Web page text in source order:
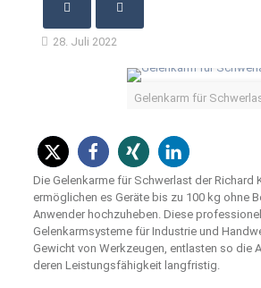
28. Juli 2022
Gelenkarm für
Die Gelenkarme für Schwerlast der Richard
ermöglichen es Geräte bis zu 100 kg ohne
Anwender hochzuheben. Diese
Gelenkarmsysteme für Industrie und
Gewicht von Werkzeugen, entlasten so die
deren Leistungsfähigkeit langfristig.